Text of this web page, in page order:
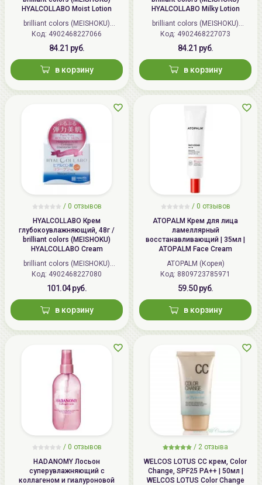
HYALCOLLABO Moist Lotion
brilliant colors (MEISHOKU)
(Япония)
Код: 4902468227066
84.21 руб.
в корзину
HYALCOLLABO Milky Lotion
brilliant colors (MEISHOKU)
(Япония)
Код: 4902468227073
84.21 руб.
в корзину
/ 0 отзывов
HYALCOLLABO Крем
глубокоувлажняющий, 48г /
brilliant colors (MEISHOKU)
HYALCOLLABO Cream
brilliant colors (MEISHOKU)
(Япония)
Код: 4902468227080
101.04 руб.
в корзину
/ 0 отзывов
ATOPALM Крем для лица
ламеллярный
восстанавливающий | 35мл |
ATOPALM Face Cream
ATOPALM (Корея)
Код: 8809723785971
59.50 руб.
в корзину
/ 0 отзывов
HADANOMY Лосьон
суперувлажняющий с
коллагеном и гиалуроновой
/ 2 отзыва
WELCOS LOTUS СС крем, Color
Change, SPF25 PA++ | 50мл |
WELCOS LOTUS Color Change